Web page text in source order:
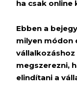
ha csak online
Ebben a
milyen módon
megszerezni,
elindítani a